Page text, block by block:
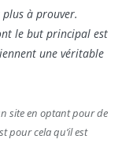
plus à prouver.
le but principal est
une véritable
site en optant pour de
pour cela qu’il est